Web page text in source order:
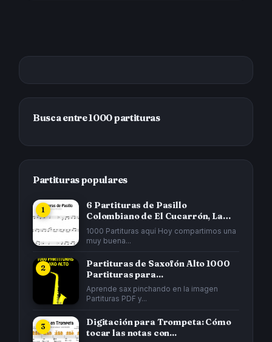
Busca entre 1000 partituras
Partituras populares
6 Partituras de Pasillo
Colombiano de El Cucarrón, La
Gata...
1000 Partituras aquí Hoy compartimos una
muy buena...
Partituras de Saxofón Alto 1000
Partituras para...
Aprende sax pinchando en la imagen
Partituras PDF y...
Digitación para Trompeta: Cómo
tocar las notas con...